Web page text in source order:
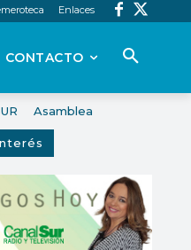
Enlaces
CONTACTO
Asamblea